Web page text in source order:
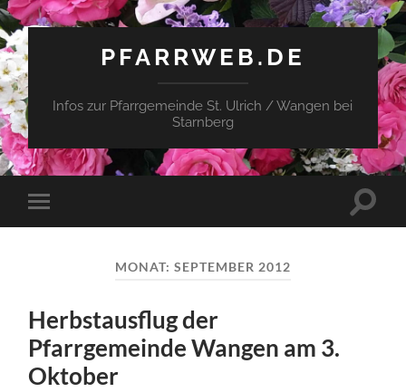
PFARRWEB.DE
Infos zur Pfarrgemeinde St. Ulrich / Wangen bei
Starnberg
Mobile-
Menü
MONAT: SEPTEMBER 2012
Herbstausflug der
Pfarrgemeinde Wangen am 3.
Oktober